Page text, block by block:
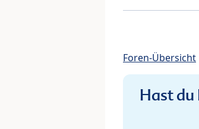
Foren-Übersicht
Hast du